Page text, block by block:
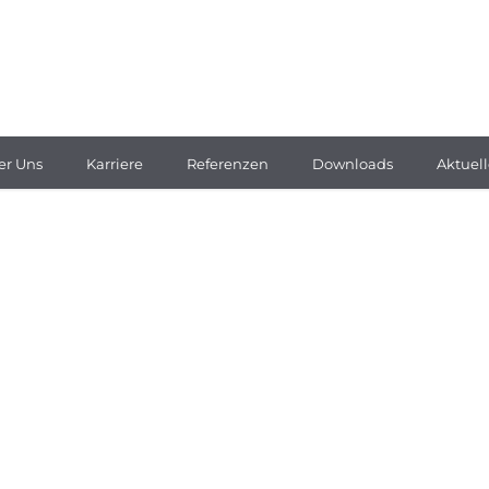
Uns Karriere Referenzen Downloads